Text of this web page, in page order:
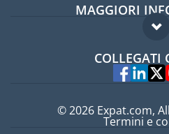
Guida
MAGGIORI
Domande
COLLEGATI
© 2026 Expat.com,
Termini e